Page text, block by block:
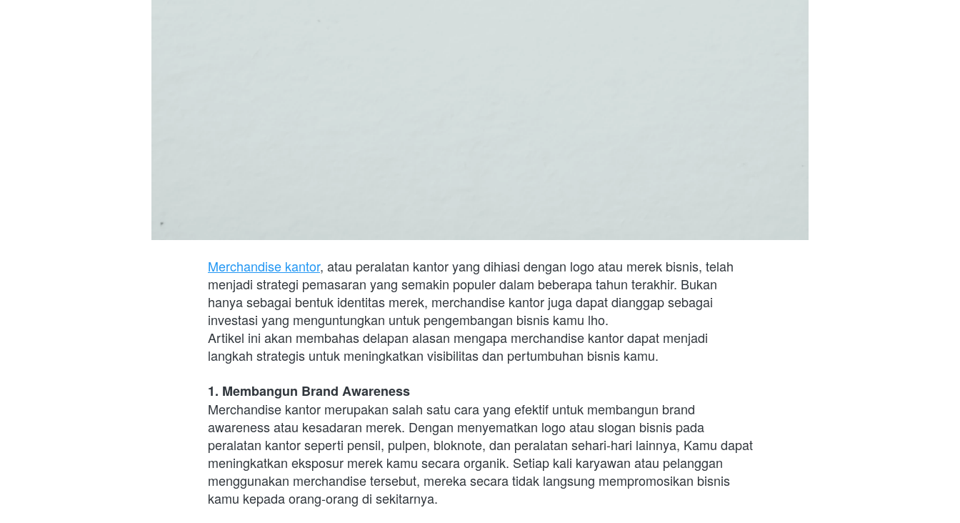
Merchandise kantor, atau peralatan kantor yang dihiasi dengan logo atau merek bisnis, telah
menjadi strategi pemasaran yang semakin populer dalam beberapa tahun terakhir. Bukan
hanya sebagai bentuk identitas merek, merchandise kantor juga dapat dianggap sebagai
investasi yang menguntungkan untuk pengembangan bisnis kamu lho.
Artikel ini akan membahas delapan alasan mengapa merchandise kantor dapat menjadi
langkah strategis untuk meningkatkan visibilitas dan pertumbuhan bisnis kamu.
1. Membangun Brand Awareness
Merchandise kantor merupakan salah satu cara yang efektif untuk membangun brand
awareness atau kesadaran merek. Dengan menyematkan logo atau slogan bisnis pada
peralatan kantor seperti pensil, pulpen, bloknote, dan peralatan sehari-hari lainnya, Kamu dapat
meningkatkan eksposur merek kamu secara organik. Setiap kali karyawan atau pelanggan
menggunakan merchandise tersebut, mereka secara tidak langsung mempromosikan bisnis
kamu kepada orang-orang di sekitarnya.